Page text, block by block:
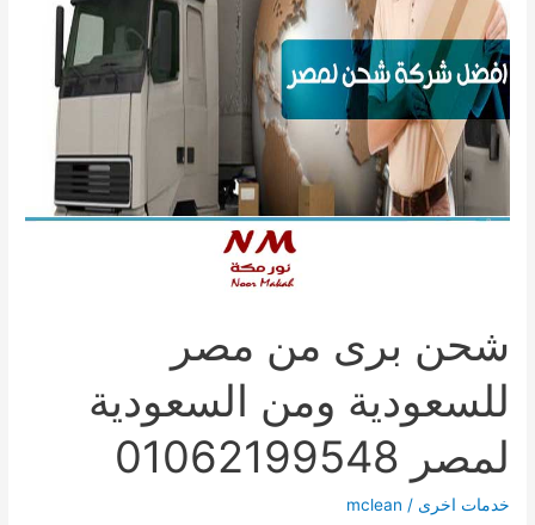
شحن برى من مصر
للسعودية ومن السعودية
لمصر 01062199548
خدمات اخرى /
mclean